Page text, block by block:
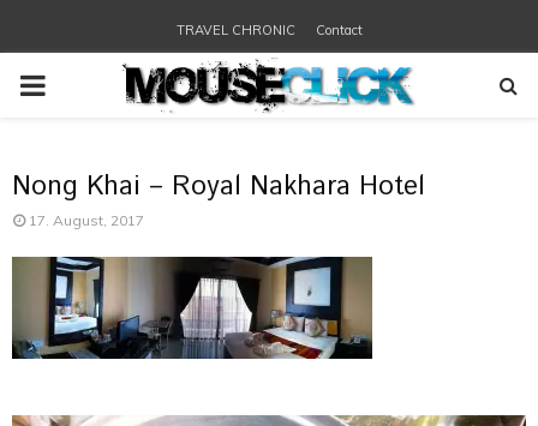
TRAVEL CHRONIC Contact
PRIMARY
Nong Khai – Royal Nakhara Hotel
17. August, 2017